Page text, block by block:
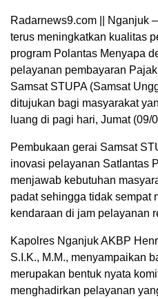
Radarnews9.com || Nganjuk
terus meningkatkan kualitas
program Polantas Menyapa
pelayanan pembayaran
Samsat STUPA (Samsat
ditujukan bagi masyarakat
luang di pagi hari, Jumat (09/
Pembukaan gerai Samsat
inovasi pelayanan Satlantas
menjawab kebutuhan
padat sehingga tidak sempat
kendaraan di jam pelayanan
Kapolres Nganjuk AKBP
S.I.K., M.M., menyampaikan
merupakan bentuk nyata
menghadirkan pelayanan